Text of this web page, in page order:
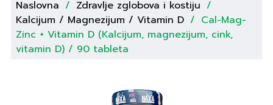
Naslovna / Zdravlje zglobova i kostiju /
Kalcijum / Magnezijum / Vitamin D / Cal-Mag-
Zinc + Vitamin D (Kalcijum, magnezijum, cink,
vitamin D) / 90 tableta